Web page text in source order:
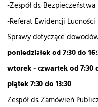
-Zespół ds.
-Referat Ewidencji
Sprawy dotyczące
poniedziałek od 7:30 do
wtorek - czwartek od 7:30
piątek 7:30 do 13:30
Zespół ds. Zamówień